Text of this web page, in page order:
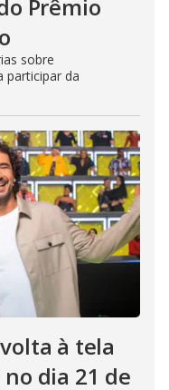
Prêmio
sobre
participar da
à tela
no dia 21 de